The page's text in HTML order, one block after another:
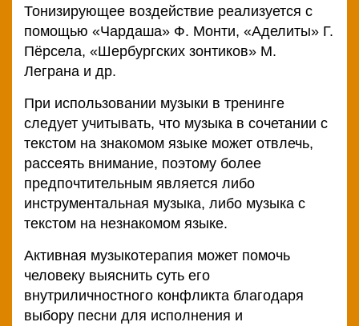
Тонизирующее воздействие реализуется с
помощью «Чардаша» Ф. Монти, «Аделиты» Г.
Пёрсела, «Шербургских зонтиков» М.
Леграна и др.
При использовании музыки в тренинге
следует учитывать, что музыка в сочетании с
текстом на знакомом языке может отвлечь,
рассеять внимание, поэтому более
предпочтительным является либо
инструментальная музыка, либо музыка с
текстом на незнакомом языке.
Активная музыкотерапия может помочь
человеку выяснить суть его
внутриличностного конфликта благодаря
выбору песни для исполнения и